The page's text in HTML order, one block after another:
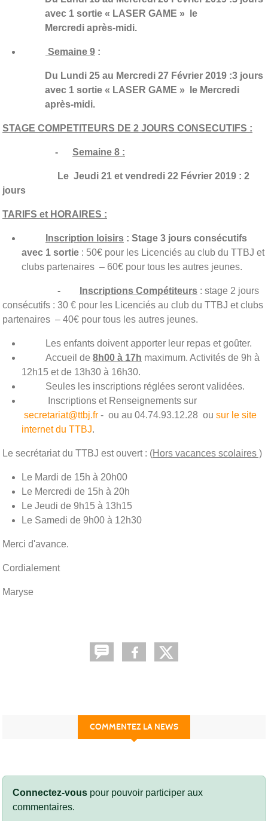
avec 1 sortie « LASER GAME » le
Mercredi après-midi.
Semaine 9 :
Du Lundi 25 au Mercredi 27 Février 2019 :3 jours
avec 1 sortie « LASER GAME » le Mercredi
après-midi.
STAGE COMPETITEURS DE 2 JOURS CONSECUTIFS :
- Semaine 8 :
Le Jeudi 21 et vendredi 22 Février 2019 : 2
jours
TARIFS et HORAIRES :
Inscription loisirs : Stage 3 jours consécutifs
avec 1 sortie : 50€ pour les Licenciés au club du TTBJ et
clubs partenaires – 60€ pour tous les autres jeunes.
- Inscriptions Compétiteurs : stage 2 jours
consécutifs : 30 € pour les Licenciés au club du TTBJ et clubs
partenaires – 40€ pour tous les autres jeunes.
Les enfants doivent apporter leur repas et goûter.
Accueil de 8h00 à 17h maximum. Activités de 9h à
12h15 et de 13h30 à 16h30.
Seules les inscriptions réglées seront validées.
Inscriptions et Renseignements sur
secretariat@ttbj.fr - ou au 04.74.93.12.28 ou sur le site
internet du TTBJ.
Le secrétariat du TTBJ est ouvert : (Hors vacances scolaires )
Le Mardi de 15h à 20h00
Le Mercredi de 15h à 20h
Le Jeudi de 9h15 à 13h15
Le Samedi de 9h00 à 12h30
Merci d'avance.
Cordialement
Maryse
COMMENTEZ LA NEWS
Connectez-vous pour pouvoir participer aux
commentaires.